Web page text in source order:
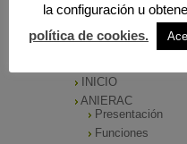
INICIO
ANIERAC
Presentación
Funciones
la configuración u
política de cookies.